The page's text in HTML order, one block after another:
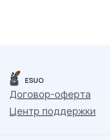
ESUO
Договор-оферта
Центр поддержки